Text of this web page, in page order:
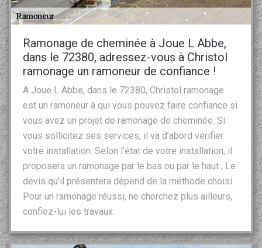
Ramonage de cheminée à Joue L Abbe,
dans le 72380, adressez-vous à Christol
ramonage un ramoneur de confiance !
A Joue L Abbe, dans le 72380, Christol ramonage
est un ramoneur à qui vous pouvez faire confiance si
vous avez un projet de ramonage de cheminée. Si
vous sollicitez ses services, il va d’abord vérifier
votre installation. Selon l’état de votre installation, il
proposera un ramonage par le bas ou par le haut ; Le
devis qu’il présentera dépend de la méthode choisi.
Pour un ramonage réussi, ne cherchez plus ailleurs,
confiez-lui les travaux.